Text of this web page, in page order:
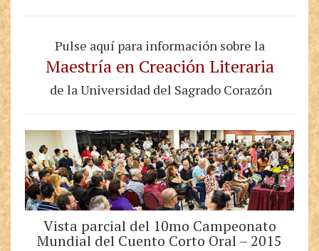
Pulse aquí para información sobre la
Maestría en Creación Literaria
de la Universidad del Sagrado Corazón
Vista parcial del 10mo Campeonato
Mundial del Cuento Corto Oral – 2015